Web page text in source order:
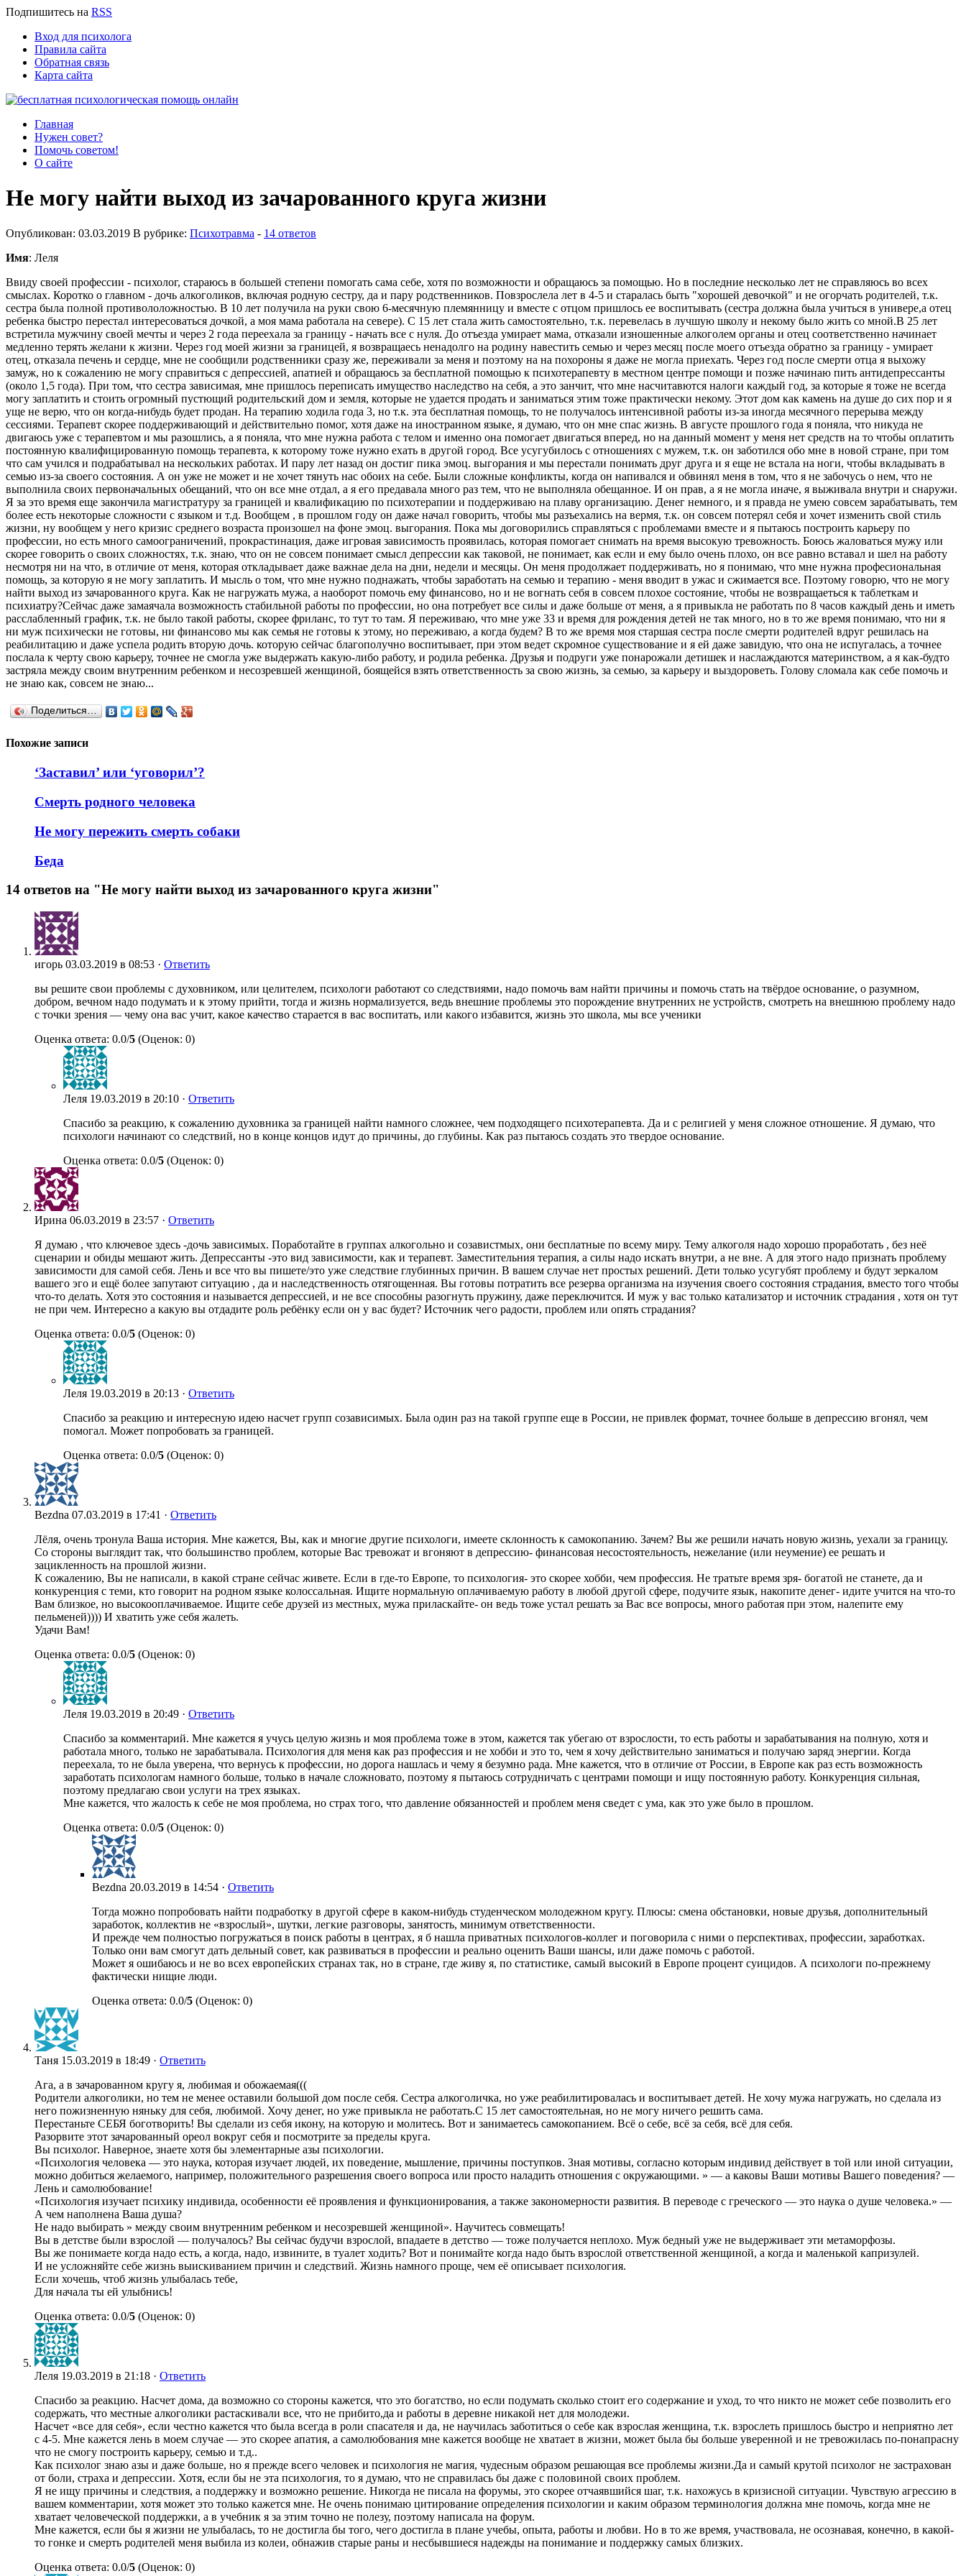
Подпишитесь на RSS
Вход для психолога
Правила сайта
Обратная связь
Карта сайта
Главная
Нужен совет?
Помочь советом!
О сайте
Не могу найти выход из зачарованного круга жизни
Опубликован: 03.03.2019 В рубрике: Психотравма - 14 ответов
Имя: Леля
Ввиду своей профессии - психолог, стараюсь в большей степени помогать сама себе, хотя по возможности и обращаюсь за помощью. Но в последние несколько лет не справляюсь во всех
смыслах. Коротко о главном - дочь алкоголиков, включая родную сестру, да и пару родственников. Повзрослела лет в 4-5 и старалась быть "хорошей девочкой" и не огорчать родителей, т.к.
сестра была полной противололожностью. В 10 лет получила на руки свою 6-месячную племянницу и вместе с отцом пришлось ее воспитывать (сестра должна была учиться в универе,а отец
ребенка быстро перестал интересоваться дочкой, а моя мама работала на севере). С 15 лет стала жить самостоятельно, т.к. перевелась в лучшую школу и некому было жить со мной.В 25 лет
встретила мужчину своей мечты и через 2 года переехала за границу - начать все с нуля. До отъезда умирает мама, отказали изношенные алкоголем органы и отец соответственно начинает
медленно терять желани к жизни. Через год моей жизни за границей, я возвращаесь ненадолго на родину навестить семью и через месяц после моего отъезда обратно за границу - умирает
отец, отказала печень и сердце, мне не сообщили родственники сразу же, переживали за меня и поэтому на на похороны я даже не могла приехать. Через год после смерти отца я выхожу
замуж, но к сожалению не могу справиться с депрессией, апатией и обращаюсь за бесплатной помощью к психотерапевту в местном центре помощи и позже начинаю пить антидепрессанты
(около 1,5 года). При том, что сестра зависимая, мне пришлось переписать имущество наследство на себя, а это занчит, что мне насчитавются налоги каждый год, за которые я тоже не всегда
могу заплатить и стоить огромный пустющий родительский дом и земля, которые не удается продать и заниматься этим тоже практически некому. Этот дом как камень на душе до сих пор и я
уще не верю, что он когда-нибудь будет продан. На терапию ходила года 3, но т.к. эта бесплатная помощь, то не получалось интенсивной работы из-за иногда месячного перерыва между
сессиями. Терапевт скорее поддерживающий и действительно помог, хотя даже на иностранном языке, я думаю, что он мне спас жизнь. В августе прошлого года я поняла, что никуда не
двигаюсь уже с терапевтом и мы разошлись, а я поняла, что мне нужна работа с телом и именно она помогает двигаться вперед, но на данный момент у меня нет средств на то чтобы оплатить
постоянную квалифицированную помощь терапевта, к которому тоже нужно ехать в другой город. Все усугубилось с отношениях с мужем, т.к. он заботился обо мне в новой стране, при том
что сам учился и подрабатывал на нескольких работах. И пару лет назад он достиг пика эмоц. выгорания и мы перестали понимать друг друга и я еще не встала на ноги, чтобы вкладывать в
семью из-за своего состояния. А он уже не может и не хочет тянуть нас обоих на себе. Были сложные конфликты, когда он напивался и обвинял меня в том, что я не забочусь о нем, что не
выполнила своих первоначальных обещаний, что он все мне отдал, а я его предавала много раз тем, что не выполняла обещанное. И он прав, а я не могла иначе, я выживала внутри и снаружи.
Я за это время еще закончила магистратуру за границей и квалификацию по психотерапии и поддерживаю на плаву организацию. Денег немного, и я правда не умею совсем зарабатывать, тем
более есть некоторые сложности с языком и т.д. Вообщем , в прошлом году он даже начал говорить, чтобы мы разъехались на вермя, т.к. он совсем потерял себя и хочет изменить свой стиль
жизни, ну вообщем у него кризис среднего возраста произошел на фоне эмоц. выгорания. Пока мы договорились справляться с проблемами вместе и я пытаюсь построить карьеру по
профессии, но есть много самоограничений, прокрастинация, даже игровая зависимость проявилась, которая помогает снимать на время высокую тревожность. Боюсь жаловаться мужу или
скорее говорить о своих сложностях, т.к. знаю, что он не совсем понимает смысл депрессии как таковой, не понимает, как если и ему было очень плохо, он все равно вставал и шел на работу
несмотря ни на что, в отличие от меня, которая откладывает даже важнае дела на дни, недели и месяцы. Он меня продолжает поддерживать, но я понимаю, что мне нужна професиональная
помощь, за которую я не могу заплатить. И мысль о том, что мне нужно поднажать, чтобы заработать на семью и терапию - меня вводит в ужас и сжимается все. Поэтому говорю, что не могу
найти выход из зачарованного круга. Как не нагружать мужа, а наоборот помочь ему финансово, но и не вогнать себя в совсем плохое состояние, чтобы не возвращаеться к таблеткам и
психиатру?Сейчас даже замаячала возможность стабильной работы по профессии, но она потребует все силы и даже больше от меня, а я привыкла не работать по 8 часов каждый день и иметь
расслабленный график, т.к. не было такой работы, скорее фриланс, то тут то там. Я переживаю, что мне уже 33 и время для рождения детей не так много, но в то же время понимаю, что ни я
ни муж психически не готовы, ни финансово мы как семья не готовы к этому, но переживаю, а когда будем? В то же время моя старшая сестра после смерти родителей вдруг решилась на
реабилитацию и даже успела родить вторую дочь. которую сейчас благополучно воспитывает, при этом ведет скромное существование и я ей даже завидую, что она не испугалась, а точнее
послала к черту свою карьеру, точнее не смогла уже выдержать какую-либо работу, и родила ребенка. Друзья и подруги уже понарожали детишек и наслаждаются материнством, а я как-будто
застряла между своим внутренним ребенком и несозревшей женщиной, боящейся взять ответственность за свою жизнь, за семью, за карьеру и выздороветь. Голову сломала как себе помочь и
не знаю как, совсем не знаю...
Поделиться…
Похожие записи
‘Заставил’ или ‘уговорил’?
Смерть родного человека
Не могу пережить смерть собаки
Беда
14 ответов на "Не могу найти выход из зачарованного круга жизни"
игорь 03.03.2019 в 08:53 · Ответить
вы решите свои проблемы с духовником, или целителем, психологи работают со следствиями, надо помочь вам найти причины и помочь стать на твёрдое основание, о разумном,
добром, вечном надо подумать и к этому прийти, тогда и жизнь нормализуется, ведь внешние проблемы это порождение внутренних не устройств, смотреть на внешнюю проблему надо
с точки зрения — чему она вас учит, какое качество старается в вас воспитать, или какого избавится, жизнь это школа, мы все ученики
Оценка ответа: 0.0/5 (Оценок: 0)
Леля 19.03.2019 в 20:10 · Ответить
Спасибо за реакцию, к сожалению духовника за границей найти намного сложнее, чем подходящего психотерапевта. Да и с религией у меня сложное отношение. Я думаю, что
психологи начинают со следствий, но в конце концов идут до причины, до глубины. Как раз пытаюсь создать это твердое основание.
Оценка ответа: 0.0/5 (Оценок: 0)
Ирина 06.03.2019 в 23:57 · Ответить
Я думаю , что ключевое здесь -дочь зависимых. Поработайте в группах алкогольно и созавистмых, они бесплатные по всему миру. Тему алкоголя надо хорошо проработать , без неё
сценарии и обиды мешают жить. Депрессанты -это вид зависимости, как и терапевт. Заместительния терапия, а силы надо искать внутри, а не вне. А для этого надо признать проблему
зависимости для самой себя. Лень и все что вы пишете/это уже следствие глубинных причин. В вашем случае нет простых решений. Дети только усугубят проблему и будут зеркалом
вашего эго и ещё более запутают ситуацию , да и наследственность отягощенная. Вы готовы потратить все резерва организма на изучения своего состояния страдания, вместо того чтобы
что-то делать. Хотя это состояния и называется депрессией, и не все способны разогнуть пружину, даже переключится. И муж у вас только катализатор и источник страдания , хотя он тут
не при чем. Интересно а какую вы отдадите роль ребёнку если он у вас будет? Источник чего радости, проблем или опять страдания?
Оценка ответа: 0.0/5 (Оценок: 0)
Леля 19.03.2019 в 20:13 · Ответить
Спасибо за реакцию и интересную идею насчет групп созависимых. Была один раз на такой группе еще в России, не привлек формат, точнее больше в депрессию вгонял, чем
помогал. Может попробовать за границей.
Оценка ответа: 0.0/5 (Оценок: 0)
Bezdna 07.03.2019 в 17:41 · Ответить
Лёля, очень тронула Ваша история. Мне кажется, Вы, как и многие другие психологи, имеете склонность к самокопанию. Зачем? Вы же решили начать новую жизнь, уехали за границу.
Со стороны выглядит так, что большинство проблем, которые Вас тревожат и вгоняют в депрессию- финансовая несостоятельность, нежелание (или неумение) ее решать и
зацикленность на прошлой жизни.
К сожалению, Вы не написали, в какой стране сейчас живете. Если в где-то Европе, то психология- это скорее хобби, чем профессия. Не тратьте время зря- богатой не станете, да и
конкуренция с теми, кто говорит на родном языке колоссальная. Ищите нормальную оплачиваемую работу в любой другой сфере, подучите язык, накопите денег- идите учится на что-то
Вам близкое, но высокооплачиваемое. Ищите себе друзей из местных, мужа приласкайте- он ведь тоже устал решать за Вас все вопросы, много работая при этом, налепите ему
пельменей)))) И хватить уже себя жалеть.
Удачи Вам!
Оценка ответа: 0.0/5 (Оценок: 0)
Леля 19.03.2019 в 20:49 · Ответить
Спасибо за комментарий. Мне кажется я учусь целую жизнь и моя проблема тоже в этом, кажется так убегаю от взрослости, то есть работы и зарабатывания на полную, хотя и
работала много, только не зарабатывала. Психология для меня как раз профессия и не хобби и это то, чем я хочу действительно заниматься и получаю заряд энергии. Когда
переехала, то не была уверена, что вернусь к профессии, но дорога нашлась и чему я безумно рада. Мне кажется, что в отличие от России, в Европе как раз есть возможность
заработать психологам намного больше, только в начале сложновато, поэтому я пытаюсь сотрудничать с центрами помощи и ищу постоянную работу. Конкуренция сильная,
поэтому предлагаю свои услуги на трех языках.
Мне кажется, что жалость к себе не моя проблема, но страх того, что давление обязанностей и проблем меня сведет с ума, как это уже было в прошлом.
Оценка ответа: 0.0/5 (Оценок: 0)
Bezdna 20.03.2019 в 14:54 · Ответить
Тогда можно попробовать найти подработку в другой сфере в каком-нибудь студенческом молодежном кругу. Плюсы: смена обстановки, новые друзья, дополнительный
заработок, коллектив не «взрослый», шутки, легкие разговоры, занятость, минимум ответственности.
И прежде чем полностью погружаться в поиск работы в центрах, я б нашла приватных психологов-коллег и поговорила с ними о перспективах, профессии, заработках.
Только они вам смогут дать дельный совет, как развиваться в профессии и реально оценить Ваши шансы, или даже помочь с работой.
Может я ошибаюсь и не во всех европейских странах так, но в стране, где живу я, по статистике, самый высокий в Европе процент суицидов. А психологи по-прежнему
фактически нищие люди.
Оценка ответа: 0.0/5 (Оценок: 0)
Таня 15.03.2019 в 18:49 · Ответить
Ага, а в зачарованном кругу я, любимая и обожаемая(((
Родители алкоголики, но тем не менее оставили большой дом после себя. Сестра алкоголичка, но уже реабилитировалась и воспитывает детей. Не хочу мужа нагружать, но сделала из
него пожизненную няньку для себя, любимой. Хочу денег, но уже привыкла не работать.С 15 лет самостоятельная, но не могу ничего решить сама.
Перестаньте СЕБЯ боготворить! Вы сделали из себя икону, на которую и молитесь. Вот и занимаетесь самокопанием. Всё о себе, всё за себя, всё для себя.
Разорвите этот зачарованный ореол вокруг себя и посмотрите за пределы круга.
Вы психолог. Наверное, знаете хотя бы элементарные азы психологии.
«Психология человека — это наука, которая изучает людей, их поведение, мышление, причины поступков. Зная мотивы, согласно которым индивид действует в той или иной ситуации,
можно добиться желаемого, например, положительного разрешения своего вопроса или просто наладить отношения с окружающими. » — а каковы Ваши мотивы Вашего поведения? —
Лень и самолюбование!
«Психология изучает психику индивида, особенности её проявления и функционирования, а также закономерности развития. В переводе с греческого — это наука о душе человека.» —
А чем наполнена Ваша душа?
Не надо выбирать » между своим внутренним ребенком и несозревшей женщиной». Научитесь совмещать!
Вы в детстве были взрослой — получалось? Вы сейчас будучи взрослой, впадаете в детство — тоже получается неплохо. Муж бедный уже не выдерживает эти метаморфозы.
Вы же понимаете когда надо есть, а когда, надо, извините, в туалет ходить? Вот и понимайте когда надо быть взрослой ответственной женщиной, а когда и маленькой капризулей.
И не усложняйте себе жизнь выискиванием причин и следствий. Жизнь намного проще, чем её описывает психология.
Если хочешь, чтоб жизнь улыбалась тебе,
Для начала ты ей улыбнись!
Оценка ответа: 0.0/5 (Оценок: 0)
Леля 19.03.2019 в 21:18 · Ответить
Спасибо за реакцию. Насчет дома, да возможно со стороны кажется, что это богатство, но если подумать сколько стоит его содержание и уход, то что никто не может себе позволить его
содержать, что местные алкоголики растаскивали все, что не прибито,да и работы в деревне никакой нет для молодежи.
Насчет «все для себя», если честно кажется что была всегда в роли спасателя и да, не научилась заботиться о себе как взрослая женщина, т.к. взрослеть пришлось быстро и неприятно лет
с 4-5. Мне кажется лень в моем случае — это скорее апатия, а самолюбования мне кажется вообще не хватает в жизни, может была бы больше уверенной и не тревожилась по-понапрасну
что не смогу построить карьеру, семью и т.д..
Как психолог знаю азы и даже больше, но я прежде всего человек и психология не магия, чудесным образом решающая все проблемы жизни.Да и самый крутой психолог не застрахован
от боли, страха и депрессии. Хотя, если бы не эта психология, то я думаю, что не справилась бы даже с половиной своих проблем.
Я не ищу причины и следствия, а поддержку и возможно решение. Никогда не писала на форумы, это скорее отчаявшийся шаг, т.к. нахожусь в кризисной ситуации. Чувствую агрессию в
вашем комментарии, хотя может это только кажется мне. Не очень понимаю цитирование определения психологии и каким образом терминология должна мне помочь, когда мне не
хватает человеческой поддержки, а в учебник я за этим точно не полезу, поэтому написала на форум.
Мне кажется, если бы я жизни не улыбалась, то не достигла бы того, чего достигла в плане учебы, опыта, работы и любви. Но в то же время, участвовала, не осознавая, конечно, в какой-
то гонке и смерть родителей меня выбила из колеи, обнажив старые раны и несбывшиеся надежды на понимание и поддержку самых близких.
Оценка ответа: 0.0/5 (Оценок: 0)